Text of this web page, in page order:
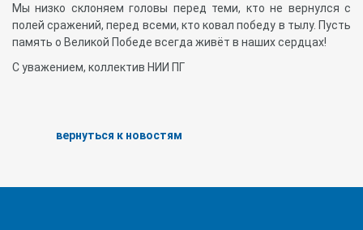
Мы низко склоняем головы перед теми, кто не вернулся с
полей сражений, перед всеми, кто ковал победу в тылу. Пусть
память о Великой Победе всегда живёт в наших сердцах!
С уважением, коллектив НИИ ПГ
вернуться к новостям